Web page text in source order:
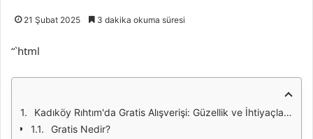
21 Şubat 2025 3 dakika okuma süresi
“`html
Kadıköy Rıhtım'da Gratis Alışverişi: Güzellik ve İhtiyaçlarınızı Karşılayın
Gratis Nedir?